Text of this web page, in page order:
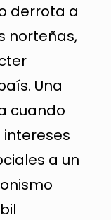
derrota a
norteñas,
Una
cuando
intereses
a un